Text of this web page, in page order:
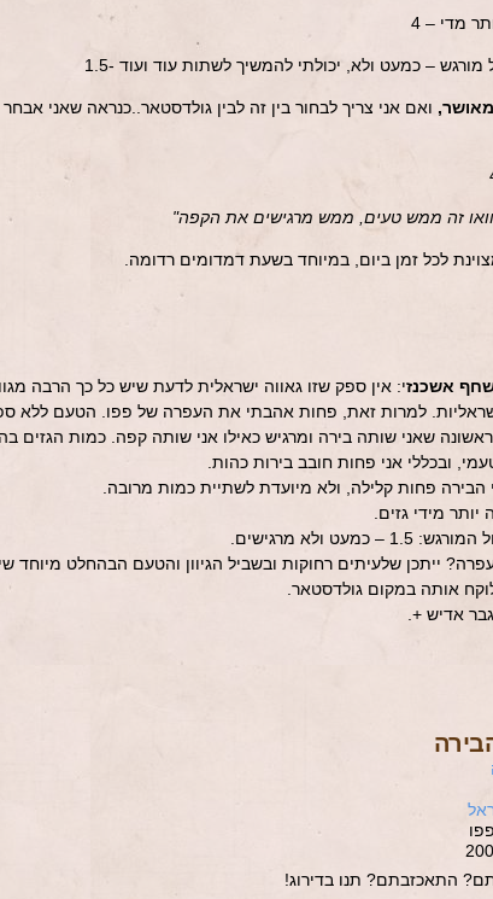
מדי – 4
– כמעט ולא, יכולתי להמשיך לשתות עוד ועוד -1.5
ואם אני צריך לבחור בין זה לבין גולדסטאר..כנראה שאני אבחר
זה ממש טעים, ממש מרגישים את הקפה"
לכל זמן ביום, במיוחד בשעת דמדומים רדומה.
אשכנזי: אין ספק שזו גאווה ישראלית לדעת שיש כל כך הרבה
למרות זאת, פחות אהבתי את העפרה של פפו. הטעם ללא
שאני שותה בירה ומרגיש כאילו אני שותה קפה. כמות הגזים
ובכללי אני פחות חובב בירות כהות.
כמעט ולא מרגישים.
ייתכן שלעיתים רחוקות ובשביל הגיוון והטעם הבהחלט מיוחד
אותה במקום גולדסטאר.
התאכזבתם? תנו בדירוג!